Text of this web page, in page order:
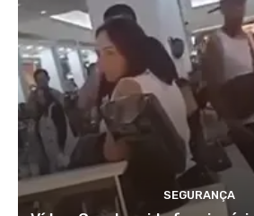
SEGURANÇA